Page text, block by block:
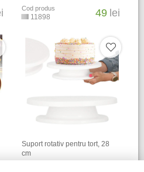
Cod produs
11898 49 lei
Suport rotativ pentru tort, 28
cm